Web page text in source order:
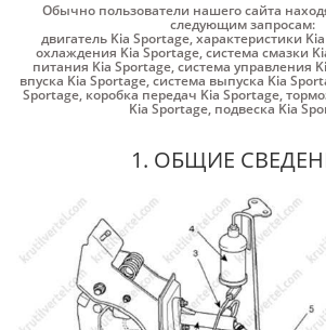
Обычно пользователи нашего сайта
следующим запросам:
двигатель Kia Sportage,характеристики
охлаждения Kia Sportage,система смазки
питания Kia Sportage,система управления
впуска Kia Sportage,система выпуска Kia
Sportage, коробка передач Kia Sportage,
Kia Sportage, подвеска Kia
1. ОБЩИЕ